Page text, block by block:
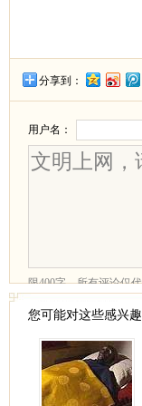
分享到：
您可能对这些感兴趣